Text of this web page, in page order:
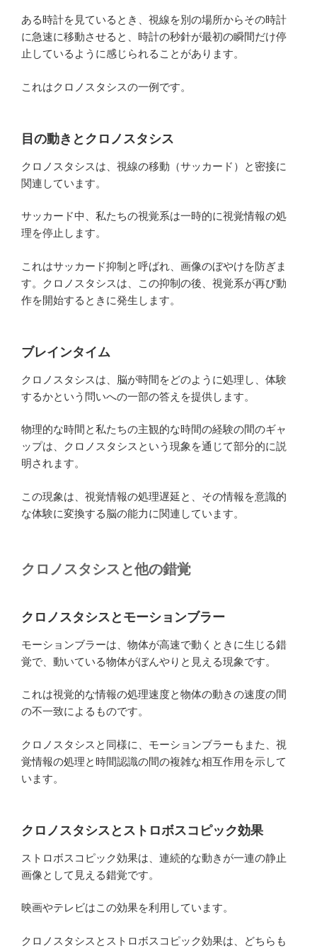
ある時計を見ているとき、視線を別の場所からその時計
に急速に移動させると、時計の秒針が最初の瞬間だけ停
止しているように感じられることがあります。
これはクロノスタシスの一例です。
目の動きとクロノスタシス
クロノスタシスは、視線の移動（サッカード）と密接に
関連しています。
サッカード中、私たちの視覚系は一時的に視覚情報の処
理を停止します。
これはサッカード抑制と呼ばれ、画像のぼやけを防ぎま
す。クロノスタシスは、この抑制の後、視覚系が再び動
作を開始するときに発生します。
ブレインタイム
クロノスタシスは、脳が時間をどのように処理し、体験
するかという問いへの一部の答えを提供します。
物理的な時間と私たちの主観的な時間の経験の間のギャ
ップは、クロノスタシスという現象を通じて部分的に説
明されます。
この現象は、視覚情報の処理遅延と、その情報を意識的
な体験に変換する脳の能力に関連しています。
クロノスタシスと他の錯覚
クロノスタシスとモーションブラー
モーションブラーは、物体が高速で動くときに生じる錯
覚で、動いている物体がぼんやりと見える現象です。
これは視覚的な情報の処理速度と物体の動きの速度の間
の不一致によるものです。
クロノスタシスと同様に、モーションブラーもまた、視
覚情報の処理と時間認識の間の複雑な相互作用を示して
います。
クロノスタシスとストロボスコピック効果
ストロボスコピック効果は、連続的な動きが一連の静止
画像として見える錯覚です。
映画やテレビはこの効果を利用しています。
クロノスタシスとストロボスコピック効果は、どちらも